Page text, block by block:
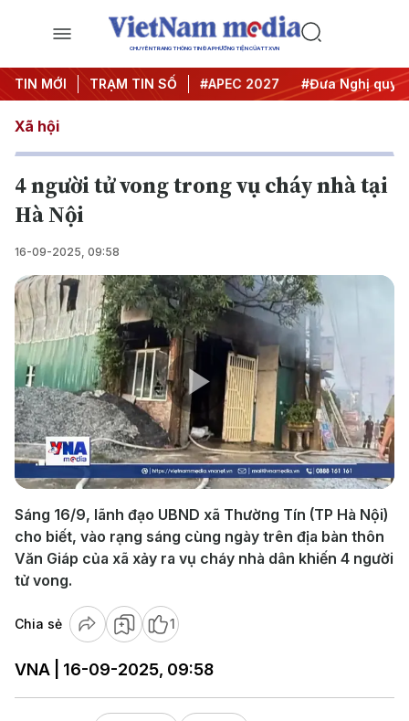
CHUYÊN TRANG THÔNG TIN ĐA PHƯƠNG TIỆN CỦA TTXVN
TIN MỚI TRẠM TIN SỐ
#Hội nghị Trung ương 3 #APEC 2027 #Đưa Nghị quyết
Xã hội
4 người tử vong trong vụ cháy nhà tại
Hà Nội
16-09-2025, 09:58
Play
Video
Sáng 16/9, lãnh đạo UBND xã Thường Tín (TP Hà Nội)
cho biết, vào rạng sáng cùng ngày trên địa bàn thôn
Văn Giáp của xã xảy ra vụ cháy nhà dân khiến 4 người
tử vong.
Chia sẻ 1
VNA | 16-09-2025, 09:58